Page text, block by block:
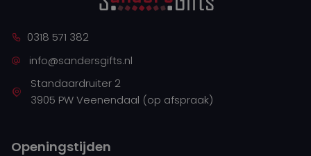
0318 571 382
info@sandersgifts.nl
Standaardruiter 2
3905 PW Veenendaal (op afspraak)
Openingstijden